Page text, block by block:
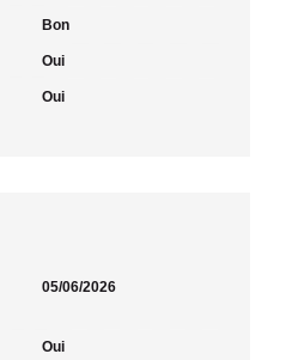
Bon
Oui
Oui
05/06/2026
Oui